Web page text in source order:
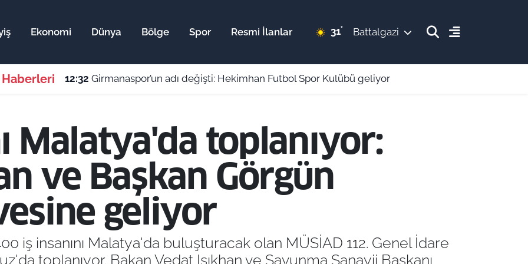
Ekonomi Dünya Bölge Spor Resmi İlanlar 31° Battalgazi
Haberleri 12:32 Girmanaspor’un adı değişti: Hekimhan Futbol Spor Kulübü geliyor
Malatya'da toplanıyor:
ve Başkan Görgün
geliyor
iş insanını Malatya'da buluşturacak olan MÜSİAD 112. Genel İdare
toplanıyor. Bakan Vedat Işıkhan ve Savunma Sanayii Başkanı